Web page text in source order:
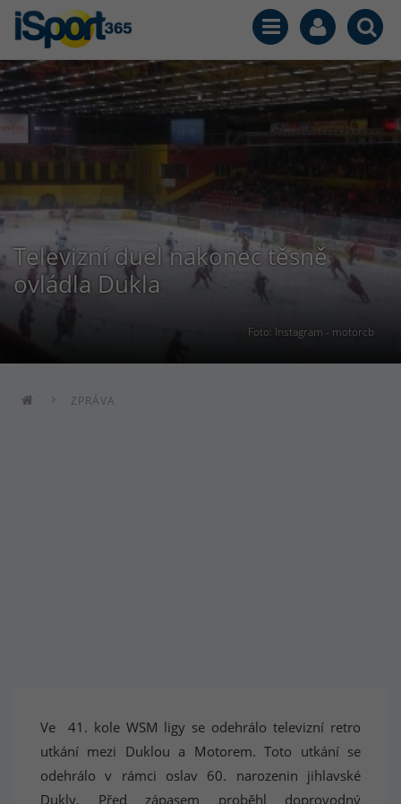
Foto: Instagram - motorcb
Televizní duel nakonec těsně
ovládla Dukla
ZPRÁVA
Ve 41. kole WSM ligy se odehrálo televizní retro
utkání mezi Duklou a Motorem. Toto utkání se
odehrálo v rámci oslav 60. narozenin jihlavské
Dukly. Před zápasem proběhl doprovodný